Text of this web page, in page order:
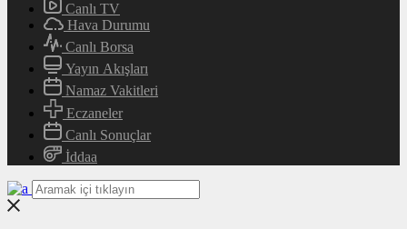
Canlı TV
Hava Durumu
Canlı Borsa
Yayın Akışları
Namaz Vakitleri
Eczaneler
Canlı Sonuçlar
İddaa